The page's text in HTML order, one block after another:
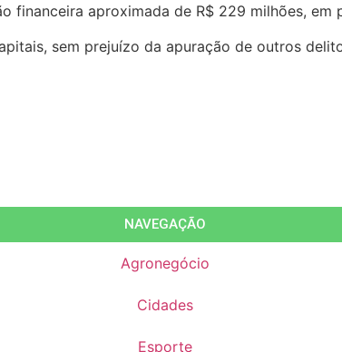
aproximada de R$ 229 milhões, em
sem prejuízo da apuração de outros
NAVEGAÇÃO
Agronegócio
Cidades
Esporte